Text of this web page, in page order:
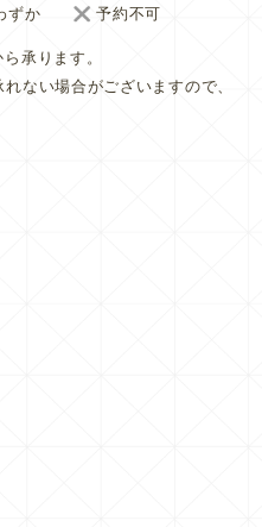
ずか 予約不可
承ります。
ない場合がございますので、